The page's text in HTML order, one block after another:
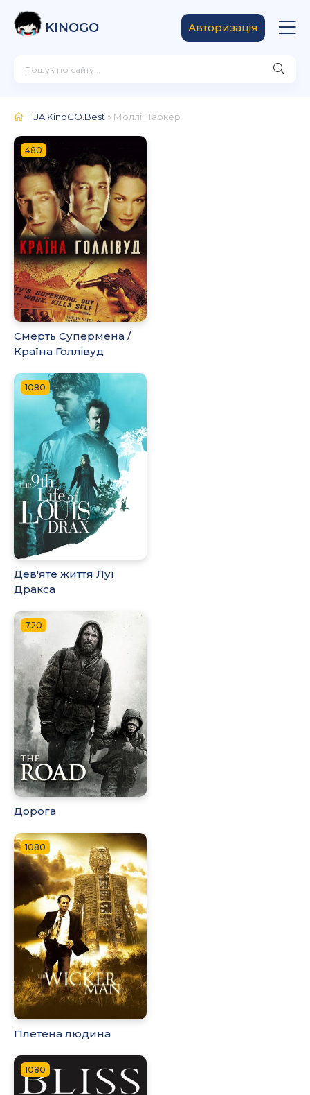
KINOGO Авторизація
UA.KinoGO.Best » Моллі Паркер
480
Смерть Супермена /
Країна Голлівуд
1080
Дев'яте життя Луї
Дракса
720
Дорога
1080
Плетена людина
1080